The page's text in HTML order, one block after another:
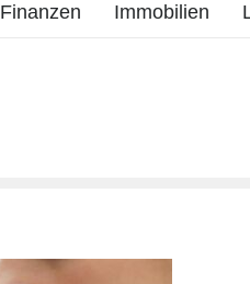
Finanzen Immobilien